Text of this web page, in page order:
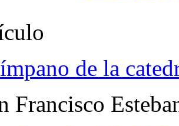
de la
Francisco